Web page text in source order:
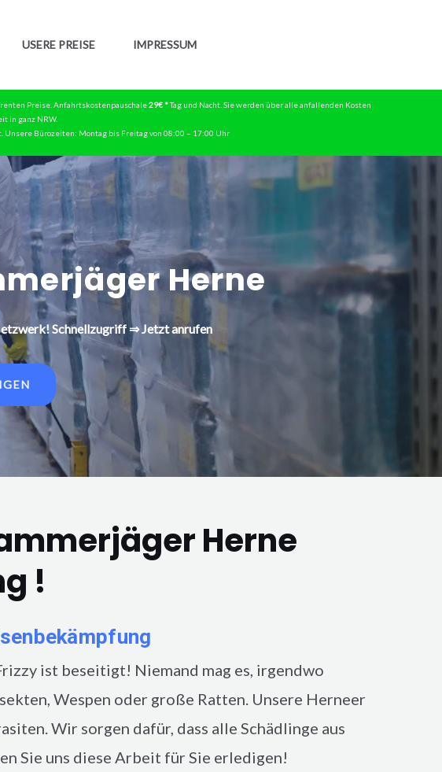
USERE PREISE IMPRESSUM
Preise. Anfahrtskostenpauschale29€ *Tag und Nacht. Sie werden über alle anfallenden Kosten
in ganz NRW.
Unsere Bürozeiten: Montag bis Freitag von 08:00 – 17:00 Uhr
Herne
Schnellzugriff ⇒ Jetzt anrufen
Herne
!
ist beseitigt! Niemand mag es, irgendwo
Wespen oder große Ratten. Unsere Herneer
Wir sorgen dafür, dass alle Schädlinge aus
Sie uns diese Arbeit für Sie erledigen!